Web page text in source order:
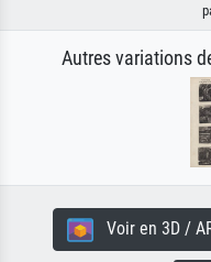
Autres variations
Voir en 3D /